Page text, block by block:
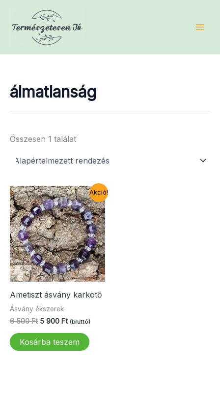
content
álmatlanság
Összesen 1 találat
Akció!
Ametiszt ásvány karkötő
Ásvány ékszerek
6 500Ft Original
was:
6
5 900 FtCurrent
5
(bruttó)
Kosárba teszem